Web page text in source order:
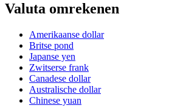
Valuta omrekenen
Amerikaanse dollar
Britse pond
Japanse yen
Zwitserse frank
Canadese dollar
Australische dollar
Chinese yuan